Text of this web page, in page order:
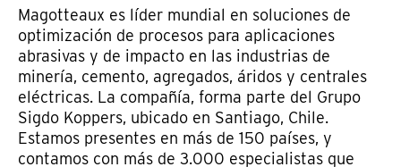
Magotteaux es líder mundial en soluciones de
optimización de procesos para aplicaciones
abrasivas y de impacto en las industrias de
minería, cemento, agregados, áridos y centrales
eléctricas. La compañía, forma parte del Grupo
Sigdo Koppers, ubicado en Santiago, Chile.
Estamos presentes en más de 150 países, y
contamos con más de 3.000 especialistas que